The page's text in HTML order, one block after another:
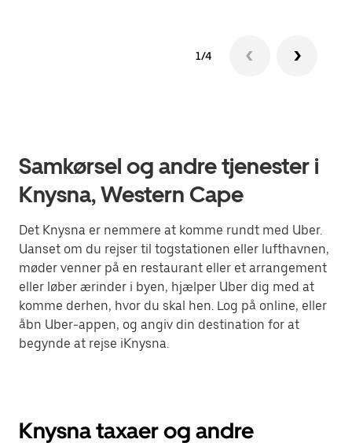
1/4
Samkørsel og andre tjenester i
Knysna, Western Cape
Det Knysna er nemmere at komme rundt med Uber.
Uanset om du rejser til togstationen eller lufthavnen,
møder venner på en restaurant eller et arrangement
eller løber ærinder i byen, hjælper Uber dig med at
komme derhen, hvor du skal hen. Log på online, eller
åbn Uber-appen, og angiv din destination for at
begynde at rejse iKnysna.
Knysna taxaer og andre